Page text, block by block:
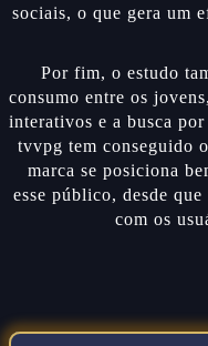
sociais, o que gera um
Por fim, o estudo
consumo entre os
interativos e a busca
tvvpg tem conseguido
marca se posiciona
esse público, desde
com os